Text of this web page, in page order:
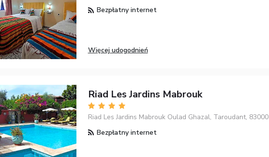
Bezpłatny internet
Więcej udogodnień
Riad Les Jardins Mabrouk
Riad Les Jardins Mabrouk Oulad Ghazal, Taroudant, 83000
Bezpłatny internet